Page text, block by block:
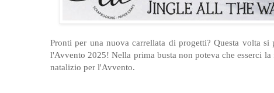
Pronti per una nuova carrellata di progetti? Questa volta
l'Avvento 2025! Nella prima busta non poteva che esserci
natalizio per l'Avvento.